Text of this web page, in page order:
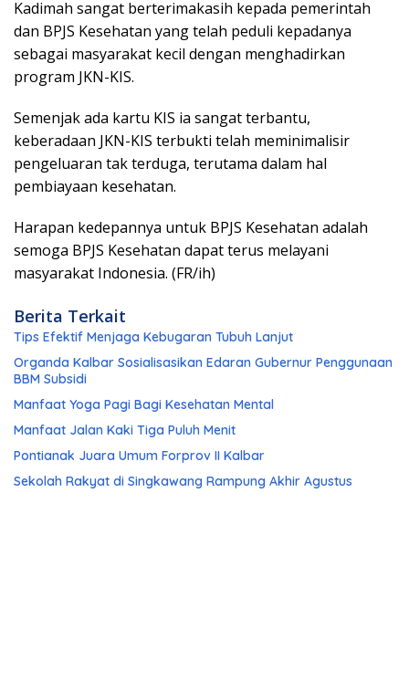
Kadimah sangat berterimakasih kepada pemerintah
dan BPJS Kesehatan yang telah peduli kepadanya
sebagai masyarakat kecil dengan menghadirkan
program JKN-KIS.
Semenjak ada kartu KIS ia sangat terbantu,
keberadaan JKN-KIS terbukti telah meminimalisir
pengeluaran tak terduga, terutama dalam hal
pembiayaan kesehatan.
Harapan kedepannya untuk BPJS Kesehatan adalah
semoga BPJS Kesehatan dapat terus melayani
masyarakat Indonesia. (FR/ih)
Berita Terkait
Tips Efektif Menjaga Kebugaran Tubuh Lanjut
Organda Kalbar Sosialisasikan Edaran Gubernur Penggunaan
BBM Subsidi
Manfaat Yoga Pagi Bagi Kesehatan Mental
Manfaat Jalan Kaki Tiga Puluh Menit
Pontianak Juara Umum Forprov II Kalbar
Sekolah Rakyat di Singkawang Rampung Akhir Agustus